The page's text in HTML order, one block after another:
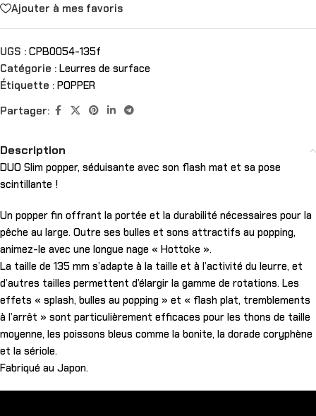
Ajouter à mes favoris
UGS : CPB0054-135f
Catégorie : Leurres de surface
Étiquette : POPPER
Partager:
Description
DUO Slim popper, séduisante avec son flash mat et sa pose
scintillante !
Un popper fin offrant la portée et la durabilité nécessaires pour la
pêche au large. Outre ses bulles et sons attractifs au popping,
animez-le avec une longue nage « Hottoke ».
La taille de 135 mm s’adapte à la taille et à l’activité du leurre, et
d’autres tailles permettent d’élargir la gamme de rotations. Les
effets « splash, bulles au popping » et « flash plat, tremblements
à l’arrêt » sont particulièrement efficaces pour les thons de taille
moyenne, les poissons bleus comme la bonite, la dorade coryphène
et la sériole.
Fabriqué au Japon.